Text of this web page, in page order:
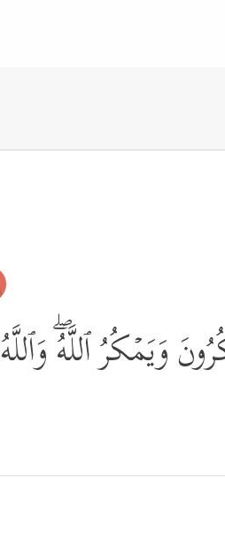
وَیَمۡكُرُ ٱللَّهُۖ وَٱللَّهُ